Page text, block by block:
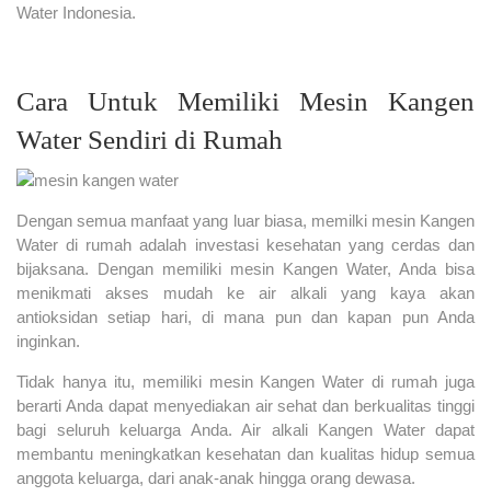
Water Indonesia.
Cara Untuk Memiliki Mesin Kangen
Water Sendiri di Rumah
Dengan semua manfaat yang luar biasa, memilki mesin Kangen
Water di rumah adalah investasi kesehatan yang cerdas dan
bijaksana. Dengan memiliki mesin Kangen Water, Anda bisa
menikmati akses mudah ke air alkali yang kaya akan
antioksidan setiap hari, di mana pun dan kapan pun Anda
inginkan.
Tidak hanya itu, memiliki mesin Kangen Water di rumah juga
berarti Anda dapat menyediakan air sehat dan berkualitas tinggi
bagi seluruh keluarga Anda. Air alkali Kangen Water dapat
membantu meningkatkan kesehatan dan kualitas hidup semua
anggota keluarga, dari anak-anak hingga orang dewasa.